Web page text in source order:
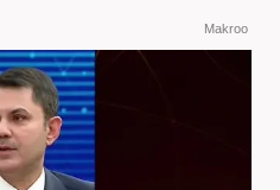
Makroo